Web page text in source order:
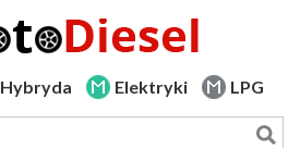
Hybryda Elektryki LPG